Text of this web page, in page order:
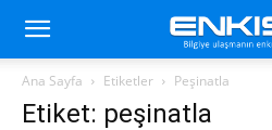
Ana Sayfa Etiketler Peşinatla
Etiket: peşinatla